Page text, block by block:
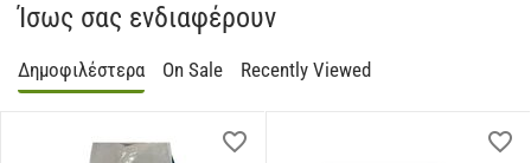
Ίσως σας ενδιαφέρουν
Δημοφιλέστερα On Sale Recently Viewed